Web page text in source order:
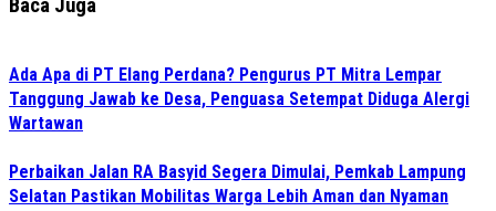
Baca Juga
Ada Apa di PT Elang Perdana? Pengurus PT Mitra Lempar
Tanggung Jawab ke Desa, Penguasa Setempat Diduga Alergi
Wartawan
Perbaikan Jalan RA Basyid Segera Dimulai, Pemkab Lampung
Selatan Pastikan Mobilitas Warga Lebih Aman dan Nyaman